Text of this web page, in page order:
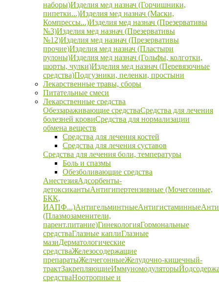
наборы)Изделия мед назнач (Горчишники,
пипетки...)Изделия мед назнач (Маски,
Компрессы...)Изделия мед назнач (Презервативы
№3)Изделия мед назнач (Презервативы
№12)Изделия мед назнач (Презервативы
прочие)Изделия мед назнач (Пластыри
рулоны)Изделия мед назнач (Гольфы, колготки,
шорты, чулки)Изделия мед назнач (Перевязочные
средства)Подгузники, пеленки, простыни
Лекарственные травы, сборы
Питательные смеси
Лекарственные средства
Обеззараживающие средстваСредства для лечения
болезней кровиСредства для нормализации
обмена веществ
Средства для лечения костей
Средства для лечения суставов
Средства для лечения боли, температуры
Боль и спазмы
Обезболивающие средства
АнестезияАдсорбенты-
детоксикантыАнтигипертензивные (Мочегонные,
БКК,
ИАПФ...)АнтигельминтныеАнтигистаминные
(Плазмозаменители,
парент.питание)ГинекологияГормональные
средстваГлазные каплиГлазные
мазиДерматологические
средстваЖелезосодержащие
препаратыЖелчегонныеЖелудочно-кишечный-
трактЗакрепляющиеИммуномодуляторы
средстваНоотропные и